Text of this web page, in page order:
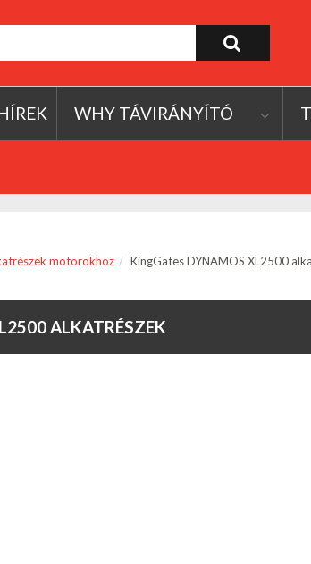
WHY TÁVIRÁNYÍTÓ
motorokhoz KingGates DYNAMOS XL2500
ALKATRÉSZEK